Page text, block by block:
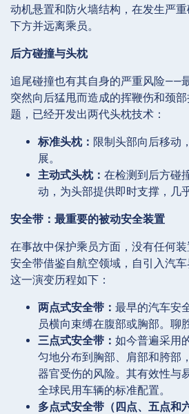
动机悬置和防火墙结构，在发生严
下方并远离乘员。
后方碰撞与头枕
追尾碰撞也有其自身的严重风险——
突然向后猛甩而造成的挥鞭伤和颈
题，已经开发出两代头枕技术：
标准头枕： 限制头部向后移动
展。
主动式头枕： 在检测到后方碰
动，为头部提供即时支撑，几
安全带：最重要的被动安全装置
在事故中保护乘员方面，没有任何装
安全带借鉴自航空领域，自引入汽车
这一演变历程如下：
两点式安全带： 最早的汽车安
员横向束缚在腹部或胸部。聊
三点式安全带： 如今普遍采用
匀地分布到胸部、肩部和胯部
器官受伤的风险。其有效性与
全球民用车辆的标准配置。
多点式安全带（四点、五点和